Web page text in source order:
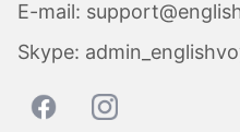
E-mail:
Skype: